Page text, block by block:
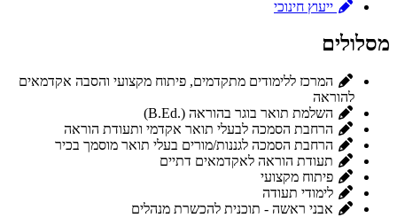
ייעוץ חינוכי
מסלולים
המרכז ללימודים מתקדמים, פיתוח מקצועי והסבה אקדמאים
להוראה
השלמת תואר בוגר בהוראה (.B.Ed)
הרחבת הסמכה לבעלי תואר אקדמי ותעודת הוראה
הרחבת הסמכה לגננות/מורים בעלי תואר מוסמך בכיר
תעודת הוראה לאקדמאים דתיים
פיתוח מקצועי
לימודי תעודה
אבני ראשה - תוכנית להכשרת מנהלים